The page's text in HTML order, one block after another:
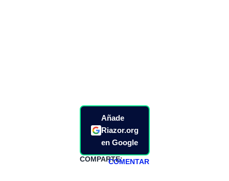
Añade
Riazor.org
en Google
COMPARTE:COMENTAR